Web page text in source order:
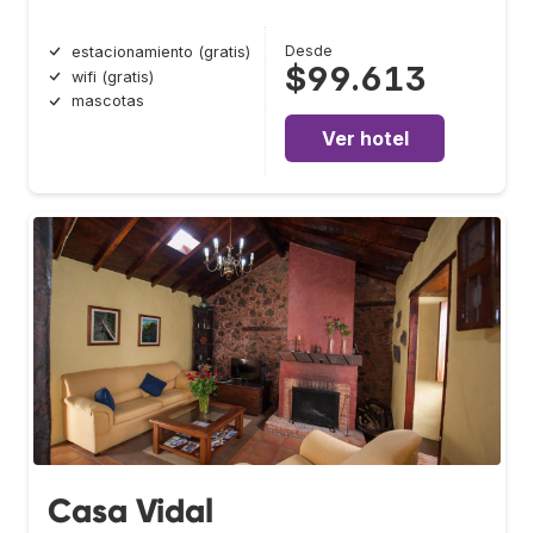
estacionamiento (gratis)
wifi (gratis)
mascotas
Desde
$99.613
Ver hotel
Casa Vidal